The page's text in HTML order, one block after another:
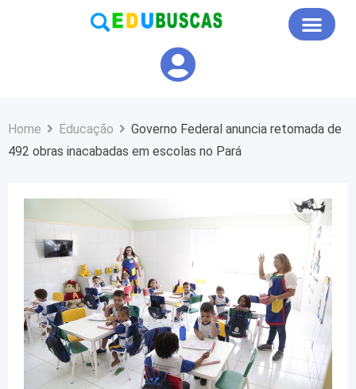
Home Educação
Governo Federal anuncia retomada de
492 obras inacabadas em escolas no Pará